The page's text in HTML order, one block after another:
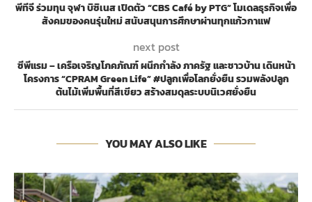
พีทีจี ร่วมทุน จุฬา บิซิเนส เปิดตัว “CBS Café by PTG” โมเดลธุรกิจเพื่อ
สังคมของคนรุ่นใหม่ สนับสนุนการศึกษาผ่านทุกแก้วกาแฟ
next post
ซีพีแรม – เครือเจริญโภคภัณฑ์ ผนึกกำลัง ภาครัฐ และชาวบ้าน เดินหน้า
โครงการ “CPRAM Green Life” #ปลูกเพื่อโลกยั่งยืน รวมพลังปลูก
ต้นไม้เพิ่มพื้นที่สีเขียว สร้างสมดุลระบบนิเวศยั่งยืน
YOU MAY ALSO LIKE